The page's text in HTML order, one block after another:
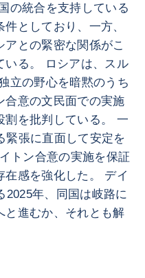
の統合を支持している
としており、一方、
アとの緊密な関係がこ
いる。 ロシアは、スル
立の野心を暗黙のうち
合意の文民面での実施
割を批判している。 一
緊張に直面して安定を
トン合意の実施を保証
感を強化した。 デイ
2025年、同国は岐路に
と進むか、それとも解